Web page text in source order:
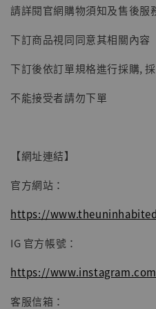
【現貨】BJSTUDIO
NT$ 4,980
NT$ 5,300
請詳閱官網購物須知及售後服
下訂商品視同同意其相關內容
下訂後依訂單規格進行採購,
不能接受者請勿下單
【網址連結】
官方網站：
https://
IG 官方帳號：
https://
客服信箱：